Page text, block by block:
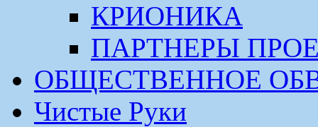
КРИОНИКА
ПАРТНЕРЫ
ОБЩЕСТВЕННОЕ
Чистые Руки